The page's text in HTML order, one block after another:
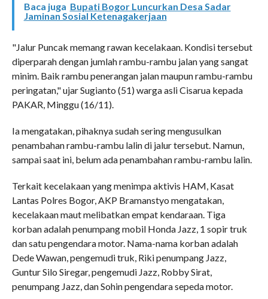
Baca juga Bupati Bogor Luncurkan Desa Sadar
Jaminan Sosial Ketenagakerjaan
"Jalur Puncak memang rawan kecelakaan. Kondisi tersebut
diperparah dengan jumlah rambu-rambu jalan yang sangat
minim. Baik rambu penerangan jalan maupun rambu-rambu
peringatan," ujar Sugianto (51) warga asli Cisarua kepada
PAKAR, Minggu (16/11).
Ia mengatakan, pihaknya sudah sering mengusulkan
penambahan rambu-rambu lalin di jalur tersebut. Namun,
sampai saat ini, belum ada penambahan rambu-rambu lalin.
Terkait kecelakaan yang menimpa aktivis HAM, Kasat
Lantas Polres Bogor, AKP Bramanstyo mengatakan,
kecelakaan maut melibatkan empat kendaraan. Tiga
korban adalah penumpang mobil Honda Jazz, 1 sopir truk
dan satu pengendara motor. Nama-nama korban adalah
Dede Wawan, pengemudi truk, Riki penumpang Jazz,
Guntur Silo Siregar, pengemudi Jazz, Robby Sirat,
penumpang Jazz, dan Sohin pengendara sepeda motor.